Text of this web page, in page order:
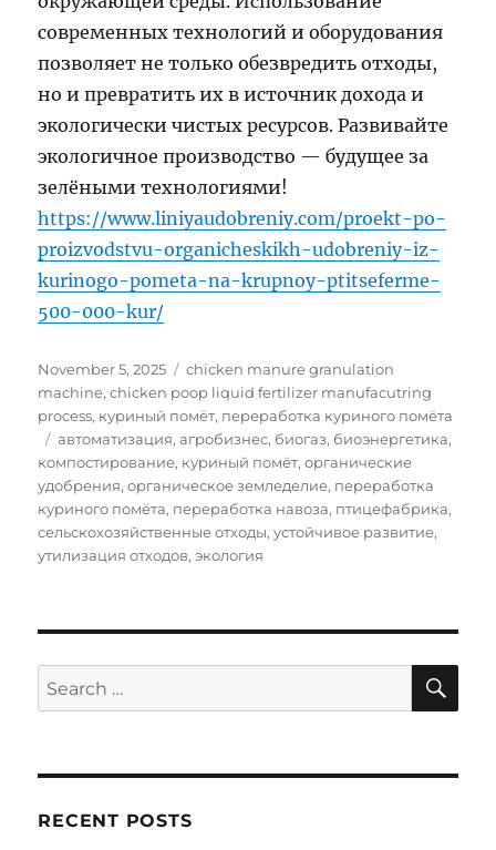
современных технологий и оборудования
позволяет не только обезвредить отходы,
но и превратить их в источник дохода и
экологически чистых ресурсов. Развивайте
экологичное производство — будущее за
зелёными технологиями!
https://www.liniyaudobreniy.com/proekt-po-
proizvodstvu-organicheskikh-udobreniy-iz-
kurinogo-pometa-na-krupnoy-ptitseferme-
500-000-kur/
Posted
on
November 5, 2025 Categories
chicken manure granulation
machine,chicken poop liquid fertilizer manufacutring
process, куриный помёт, переработка куриного помёта
Tags
автоматизация,агробизнес, биогаз, биоэнергетика,
компостирование, куриный помёт,органические
удобрения,органическое земледелие, переработка
куриного помёта, переработка навоза, птицефабрика,
сельскохозяйственные отходы,устойчивое развитие,
утилизация отходов,экология
Search
for:
RECENT POSTS